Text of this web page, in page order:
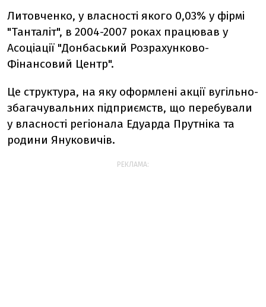
Литовченко, у власності якого 0,03% у фірмі
"Танталіт", в 2004-2007 роках працював у
Асоціації "Донбаський Розрахунково-
Фінансовий Центр".
Це структура, на яку оформлені акції вугільно-
збагачувальних підприємств, що перебували
у власності регіонала Едуарда Прутніка та
родини Януковичів.
РЕКЛАМА: